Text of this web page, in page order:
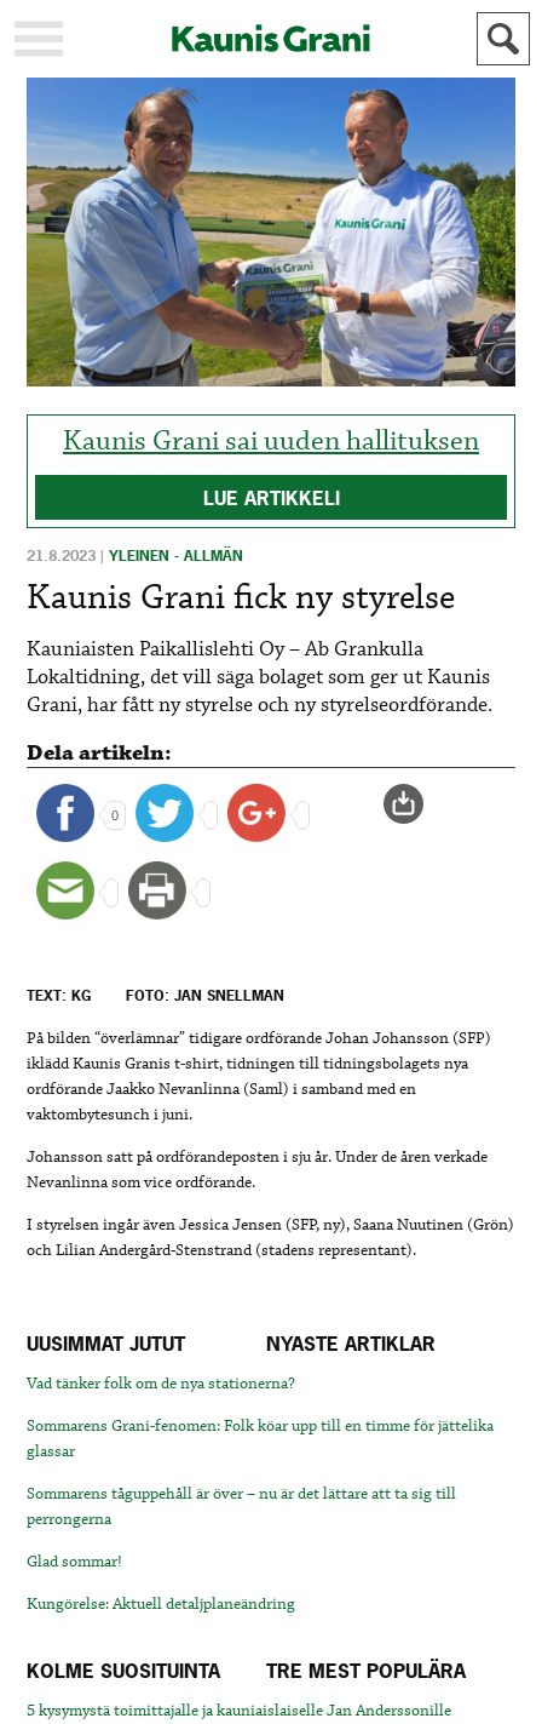
KAUPUNKI
AJANKOHTAISTA
AKTUELLT
URHEILU
IDROTT
KULTTUURI
KULTUR
HISTORIA
HISTORIA
YLEINEN
ALLMÄN
MAINOSTAJILLE
FÖR
ANNONSÖRER
Kaunis Grani sai uuden hallituksen
LUE ARTIKKELI
21.8.2023 |YLEINEN - ALLMÄN
Kaunis Grani fick ny styrelse
Kauniaisten Paikallislehti Oy – Ab Grankulla
Lokaltidning, det vill säga bolaget som ger ut Kaunis
Grani, har fått ny styrelse och ny styrelseordförande.
Dela artikeln:
0
TEXT: KG FOTO: JAN SNELLMAN
På bilden “överlämnar” tidigare ordförande Johan Johansson (SFP)
iklädd Kaunis Granis t-shirt, tidningen till tidningsbolagets nya
ordförande Jaakko Nevanlinna (Saml) i samband med en
vaktombytesunch i juni.
Johansson satt på ordförandeposten i sju år. Under de åren verkade
Nevanlinna som vice ordförande.
I styrelsen ingår även Jessica Jensen (SFP, ny), Saana Nuutinen (Grön)
och Lilian Andergård-Stenstrand (stadens representant).
UUSIMMAT JUTUT NYASTE ARTIKLAR
Vad tänker folk om de nya stationerna?
Sommarens Grani-fenomen: Folk köar upp till en timme för jättelika
glassar
Sommarens tåguppehåll är över – nu är det lättare att ta sig till
perrongerna
Glad sommar!
Kungörelse: Aktuell detaljplaneändring
KOLME SUOSITUINTA TRE MEST POPULÄRA
5 kysymystä toimittajalle ja kauniaislaiselle Jan Anderssonille